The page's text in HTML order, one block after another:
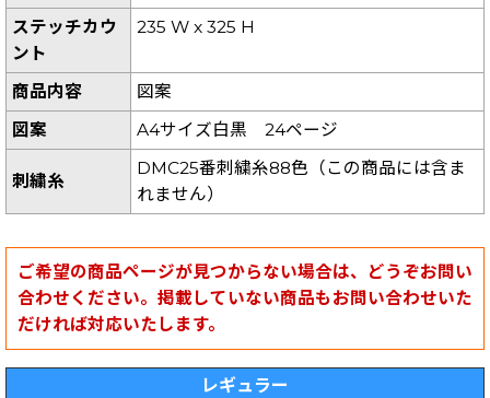
ステッチカウ
ント
235 W x 325 H
商品内容
図案
図案
A4サイズ白黒 24ページ
刺繍糸
DMC25番刺繍糸88色（この商品には含ま
れません）
ご希望の商品ページが見つからない場合は、どうぞお問い
合わせください。掲載していない商品もお問い合わせいた
だければ対応いたします。
レギュラー